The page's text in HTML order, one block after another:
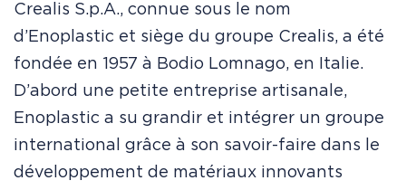
Crealis S.p.A., connue sous le nom
d’Enoplastic et siège du groupe Crealis, a été
fondée en 1957 à Bodio Lomnago, en Italie.
D’abord une petite entreprise artisanale,
Enoplastic a su grandir et intégrer un groupe
international grâce à son savoir-faire dans le
développement de matériaux innovants